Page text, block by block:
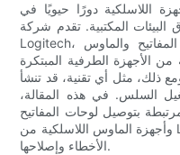
اللاسلكية دورًا حيويًا في
البيئات المكتبية. تقدم شركة
Logitech، وهي إحدى الشركات الموردة للوحة المفاتيح والماوس
الأجهزة الطرفية المبتكرة
ذلك، مثل أي تقنية، قد تنشأ
السلس. في هذه المقالة،
بتوصيل لوحات المفاتيح
وأجهزة الماوس اللاسلكية من Logitech ونقدم حلولاً فعالة لاستكشاف
الأخطاء وإصلاحها.